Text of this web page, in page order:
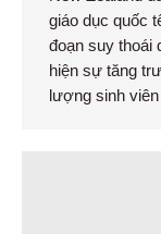
giáo dục quốc
đoạn suy thoái
hiện sự tăng
lượng sinh